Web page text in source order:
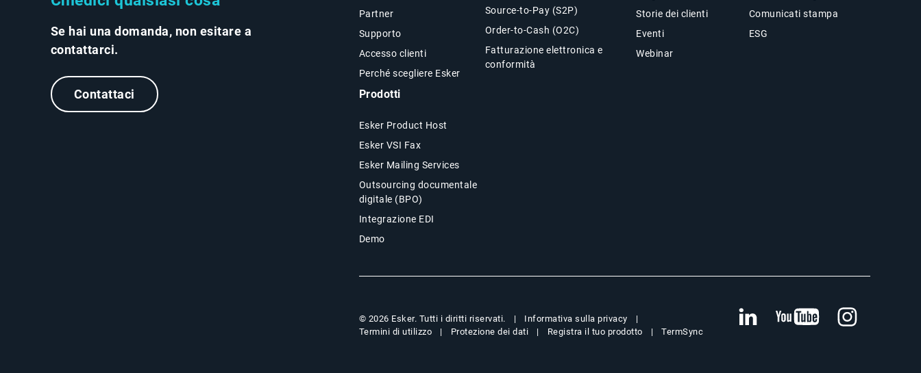
Se hai una domanda, non esitare a
contattarci.
Contattaci
Partner
Supporto
Accesso clienti
Perché scegliere Esker
Source-to-Pay (S2P)
Order-to-Cash (O2C)
Fatturazione elettronica e
conformità
Storie dei clienti
Eventi
Webinar
Comunicati stampa
ESG
Prodotti
Esker Product Host
Esker VSI Fax
Esker Mailing Services
Outsourcing documentale
digitale (BPO)
Integrazione EDI
Demo
© 2026 Esker. Tutti i diritti riservati.
Informativa sulla privacy
Termini di utilizzo
Protezione dei dati Registra il tuo prodotto TermSync